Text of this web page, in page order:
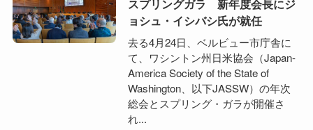
スプリングガラ 新年度会長にジ
ョシュ・イシバシ氏が就任
去る4月24日、ベルビュー市庁舎に
て、ワシントン州日米協会（Japan-
America Society of the State of
Washington、以下JASSW）の年次
総会とスプリング・ガラが開催さ
れ...